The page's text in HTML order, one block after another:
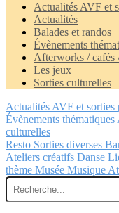
Actualités AVF et
Actualités
Balades et randos
Évènements
Afterworks / cafés
Les jeux
Sorties culturelles
Actualités AVF et sorties
Évènements thématiques
culturelles
Resto Sorties diverses
Ateliers créatifs Danse
thème Musée Musique